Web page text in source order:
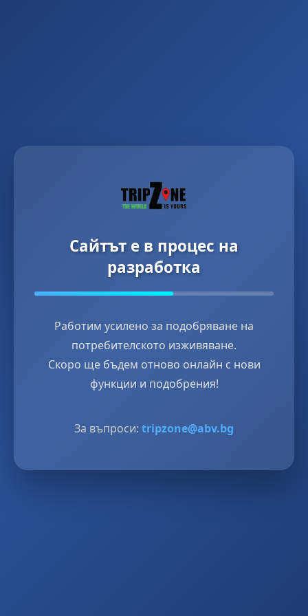
Сайтът е в процес на
разработка
Работим усилено за подобряване на
потребителското изживяване.
Скоро ще бъдем отново онлайн с нови
функции и подобрения!
За въпроси: tripzone@abv.bg